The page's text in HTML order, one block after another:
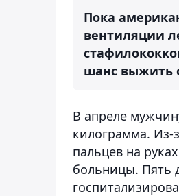
Пока
вентиляции
шанс выжить
В апреле
килограмма. Из-
пальцев на
больницы. Пять